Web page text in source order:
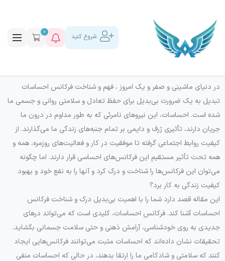
شروع کنید 0
در دنیای ماشینی و صفر و یک امروز ، فهم و شناخت فرکانس احساسات
تبدیل به یک ضرورت بی‌بدیل برای حفظ تعادل و سلامتی روانی و جسمی ما
شده است. احساسات، این نیروهای نامرئی که به طور مداوم در درون ما
جریان دارند، تأثیری ژرف و دایمی بر تمام جنبه‌های زندگی ما می‌گذارند. از
کیفیت روابط اجتماعی گرفته تا موفقیت در کار و فعالیت‌های روزمره، همه و
همه تحت تأثیر مستقیم این فرکانس‌های احساسی قرار دارند. اما چگونه
می‌توان این فرکانس‌ها را شناخت و درک کرد و آنها را به نفع خود و بهبود
کیفیت زندگی به کار برد؟
این مقاله قصد دارد شما را با اهمیت بی‌بدیل درک و شناخت فرکانس
احساسات آشنا کند. فرکانس احساسات، کلیدی است که می‌تواند درهای
جدیدی به روی خودشناسی، آرامش ذهنی و حتی سلامت جسمانی بگشاید.
تحقیقات نشان داده‌اند که احساسات مثبت می‌توانند فرکانس‌هایی ایجاد
کنند که سلامتی و شادکامی ما را ارتقا بدهند، در حالی که احساسات منفی